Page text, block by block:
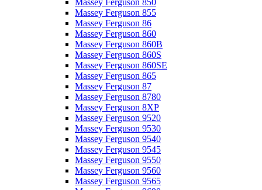
Massey Ferguson 850
Massey Ferguson 855
Massey Ferguson 86
Massey Ferguson 860
Massey Ferguson 860B
Massey Ferguson 860S
Massey Ferguson 860SE
Massey Ferguson 865
Massey Ferguson 87
Massey Ferguson 8780
Massey Ferguson 8XP
Massey Ferguson 9520
Massey Ferguson 9530
Massey Ferguson 9540
Massey Ferguson 9545
Massey Ferguson 9550
Massey Ferguson 9560
Massey Ferguson 9565